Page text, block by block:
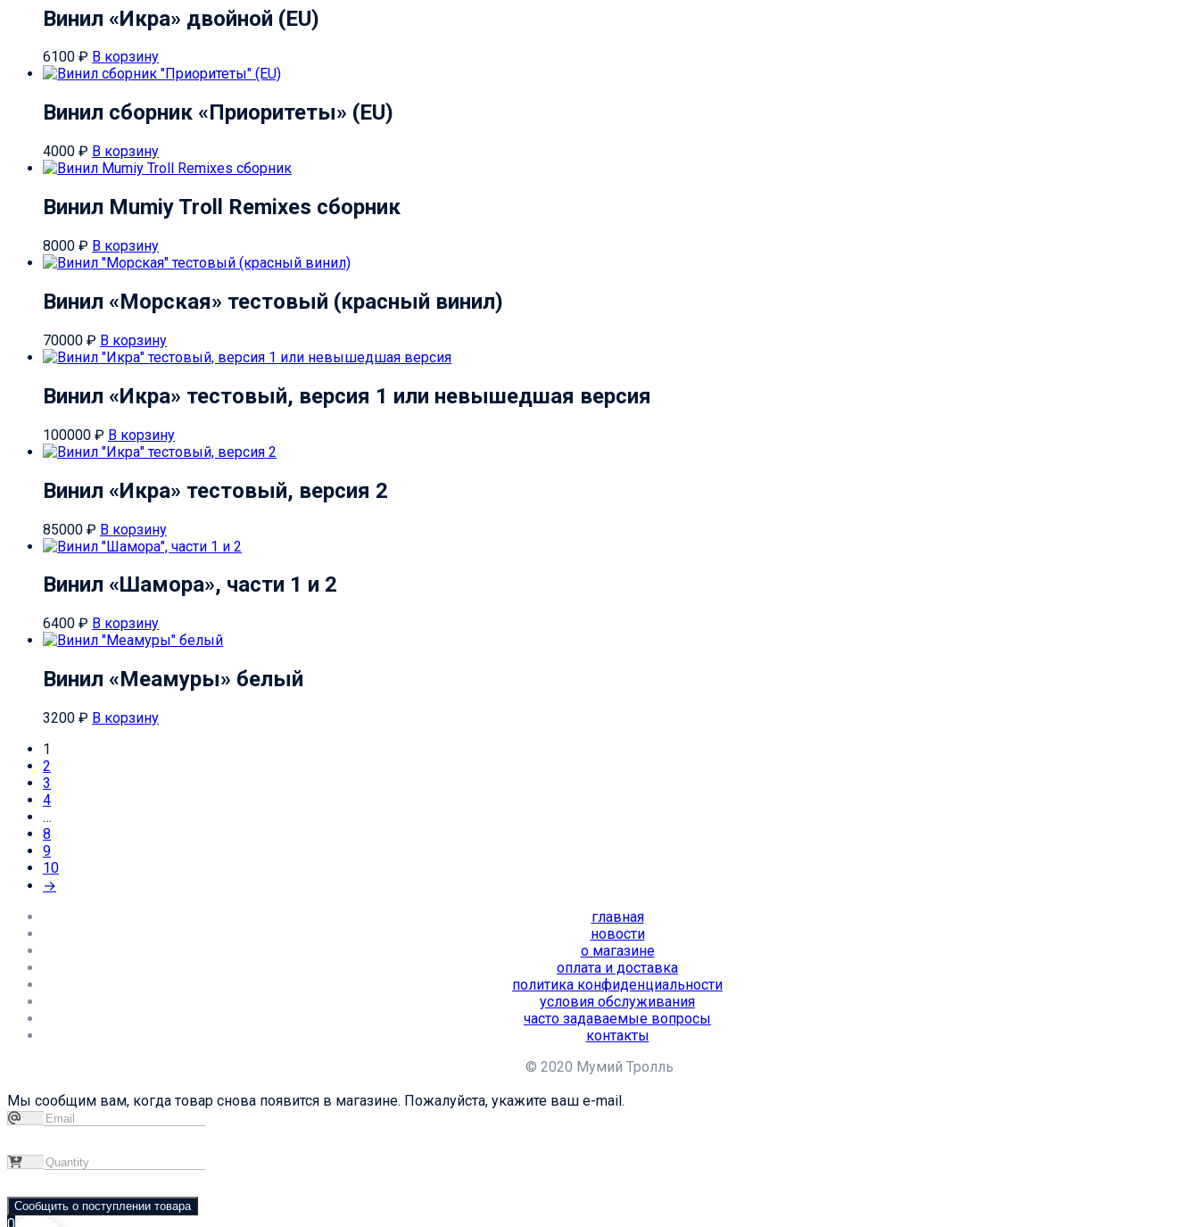
Винил «Икра» двойной (EU)
6100 ₽ В корзину
Винил сборник «Приоритеты» (EU)
4000 ₽ В корзину
Винил Mumiy Troll Remixes сборник
8000 ₽ В корзину
Винил «Морская» тестовый (красный винил)
70000 ₽ В корзину
Винил «Икра» тестовый, версия 1 или невышедшая версия
100000 ₽ В корзину
Винил «Икра» тестовый, версия 2
85000 ₽ В корзину
Винил «Шамора», части 1 и 2
6400 ₽ В корзину
Винил «Меамуры» белый
3200 ₽ В корзину
1
2
3
4
…
8
9
10
→
главная
новости
о магазине
оплата и доставка
политика конфиденциальности
условия обслуживания
часто задаваемые вопросы
контакты
© 2020 Мумий Тролль
Мы сообщим вам, когда товар снова появится в магазине. Пожалуйста, укажите ваш e-mail.
Сообщить о поступлении товара